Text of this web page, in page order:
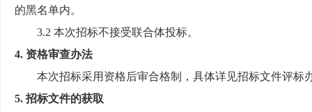
的黑名单内。
3.2 本次招标不接受联合体投标。
4. 资格审查办法
本次招标采用资格后审合格制，具体详见招标文件评标
5. 招标文件的获取